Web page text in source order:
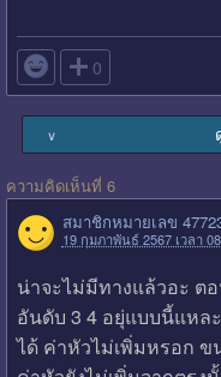
 0
∨
ความคิดเห็นที่ 6
สมาชิกหมายเลข
19 กุมภาพันธ์ 2567 เวลา
น่าจะไม่มีทางแล้วอะ ต
อันดับ 3 4 อยุ่แบบนี้แหล
ได้ ค่าหัวไม่เพิ่มหรอก